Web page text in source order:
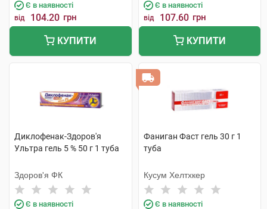
Є в наявності
від 104.20 грн
КУПИТИ
Є в наявності
від 107.60 грн
КУПИТИ
Диклофенак-Здоров'я
Ультра гель 5 % 50 г 1 туба
Здоров'я ФК
Є в наявності
Фаниган Фаст гель 30 г 1
туба
Кусум Хелтхкер
Є в наявності